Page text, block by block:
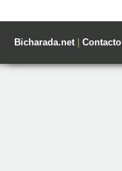
Bicharada.net| Contacto